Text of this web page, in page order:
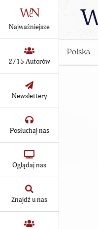
Polska
Najważniejsze
2715 Autorów
Newslettery
Posłuchaj nas
Oglądaj nas
Znajdź u nas